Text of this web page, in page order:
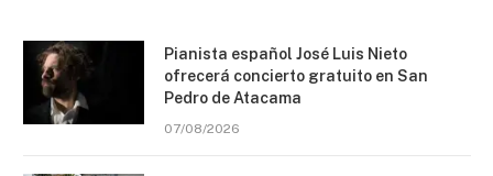
Pianista español José Luis Nieto
ofrecerá concierto gratuito en San
Pedro de Atacama
07/08/2026